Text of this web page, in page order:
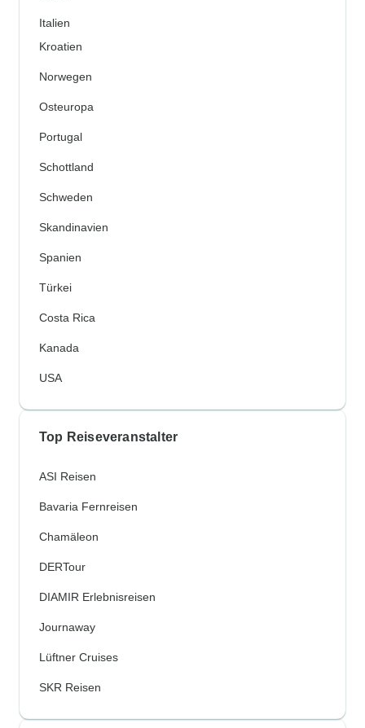
Italien
Kroatien
Norwegen
Osteuropa
Portugal
Schottland
Schweden
Skandinavien
Spanien
Türkei
Costa Rica
Kanada
USA
Top Reiseveranstalter
ASI Reisen
Bavaria Fernreisen
Chamäleon
DERTour
DIAMIR Erlebnisreisen
Journaway
Lüftner Cruises
SKR Reisen